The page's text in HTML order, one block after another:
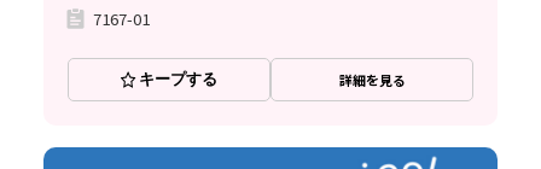
7167-01
キープする 詳細を見る